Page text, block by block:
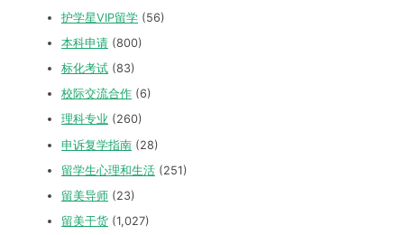
护学星VIP留学 (56)
本科申请 (800)
标化考试 (83)
校际交流合作 (6)
理科专业 (260)
申诉复学指南 (28)
留学生心理和生活 (251)
留美导师 (23)
留美干货 (1,027)